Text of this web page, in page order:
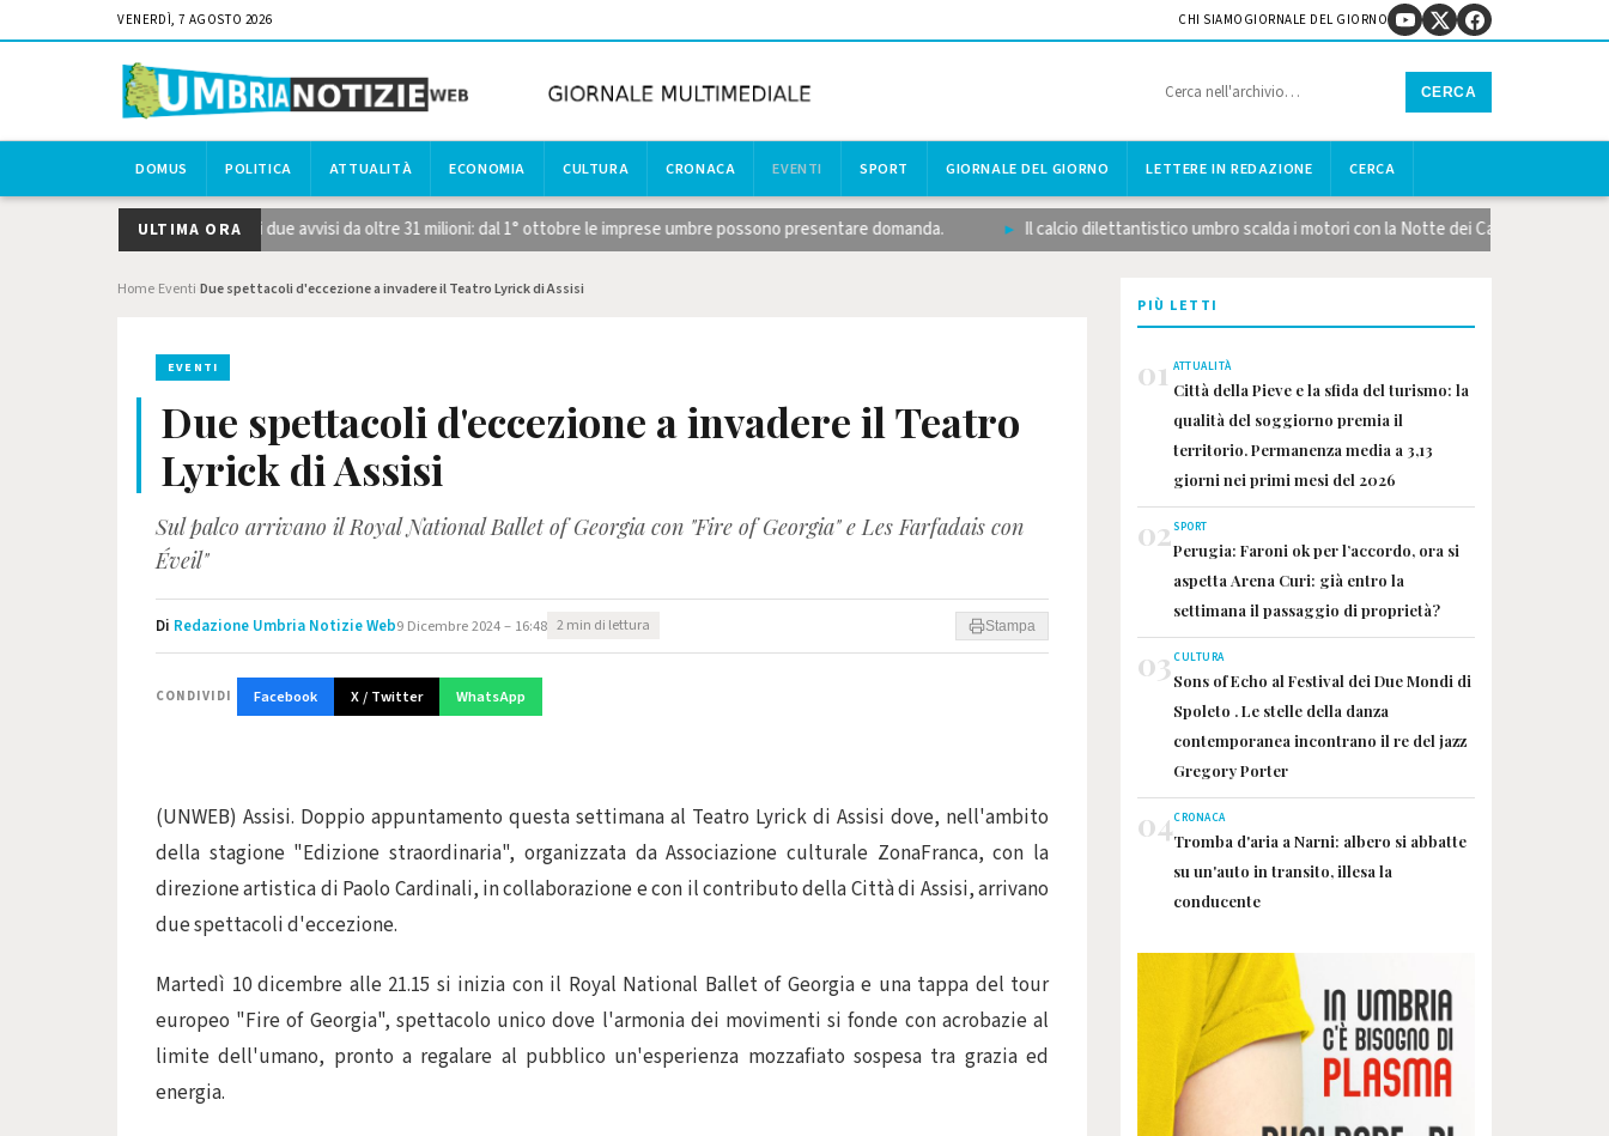
VENERDÌ, 7 AGOSTO 2026 CHI SIAMO GIORNALE DEL GIORNO
CERCA
DOMUS POLITICA ATTUALITÀ ECONOMIA CULTURA CRONACA EVENTI SPORT GIORNALE DEL GIORNO LETTERE IN REDAZIONE CERCA
ULTIMA ORA
STEP, pubblicati i due avvisi da oltre 31 milioni: dal 1° ottobre le imprese umbre possono presentare domanda. Il calcio dilettantistico umbro scalda i motori con la Notte dei Calendari
Home Eventi Due spettacoli d'eccezione a invadere il Teatro Lyrick di Assisi
EVENTI
Due spettacoli d'eccezione a invadere il Teatro
Lyrick di Assisi
Sul palco arrivano il Royal National Ballet of Georgia con "Fire of Georgia" e Les Farfadais con
Éveil"
Di Redazione Umbria Notizie Web9 Dicembre 2024 – 16:48 2 min di lettura Stampa
CONDIVIDI Facebook X / Twitter WhatsApp
(UNWEB) Assisi. Doppio appuntamento questa settimana al Teatro Lyrick di Assisi dove, nell'ambito
della stagione "Edizione straordinaria", organizzata da Associazione culturale ZonaFranca, con la
direzione artistica di Paolo Cardinali, in collaborazione e con il contributo della Città di Assisi, arrivano
due spettacoli d'eccezione.
Martedì 10 dicembre alle 21.15 si inizia con il Royal National Ballet of Georgia e una tappa del tour
europeo "Fire of Georgia", spettacolo unico dove l'armonia dei movimenti si fonde con acrobazie al
limite dell'umano, pronto a regalare al pubblico un'esperienza mozzafiato sospesa tra grazia ed
energia.
PIÙ LETTI
01 ATTUALITÀ
Città della Pieve e la sfida del turismo: la
qualità del soggiorno premia il
territorio. Permanenza media a 3,13
giorni nei primi mesi del 2026
02SPORT
Perugia: Faroni ok per l’accordo, ora si
aspetta Arena Curi: già entro la
settimana il passaggio di proprietà?
03CULTURA
Sons of Echo al Festival dei Due Mondi di
Spoleto . Le stelle della danza
contemporanea incontrano il re del jazz
Gregory Porter
04CRONACA
Tromba d'aria a Narni: albero si abbatte
su un'auto in transito, illesa la
conducente